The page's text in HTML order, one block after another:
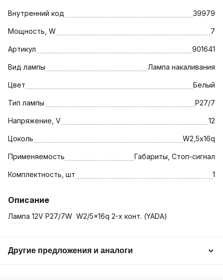
Внутренний код 39979
Мощность, W 7
Артикул 901641
Вид лампы Лампа накаливания
Цвет Белый
Тип лампы P27/7
Напряжение, V 12
Цоколь W2,5х16q
Применяемость Габариты, Стоп-сигнал
Комплектность, шт 1
Описание
Лампа 12V P27/7W W2/5x16q 2-х конт. (YADA)
Другие предложения и аналоги